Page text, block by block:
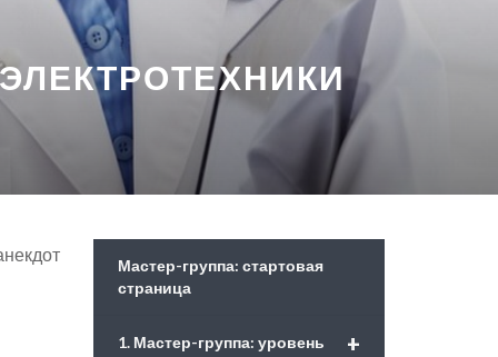
Мастер-группа: стартовая
страница
+
1. Мастер-группа: уровень